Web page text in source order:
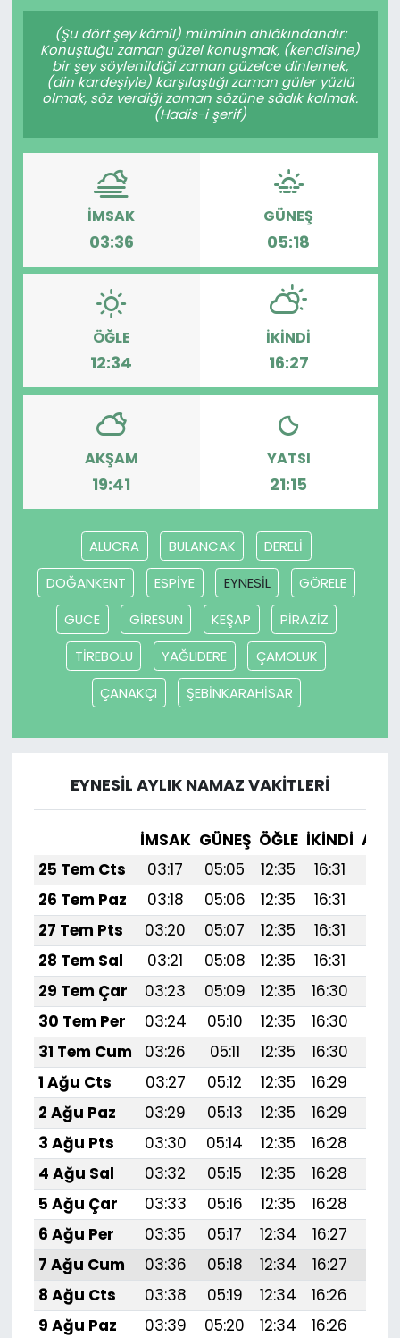
(Şu dört şey kâmil) müminin ahlâkındandır:
Konuştuğu zaman güzel konuşmak, (kendisine)
bir şey söylenildiği zaman güzelce dinlemek,
(din kardeşiyle) karşılaştığı zaman güler yüzlü
olmak, söz verdiği zaman sözüne sâdık kalmak.
(Hadis-i şerif)
İMSAK
03:36
GÜNEŞ
05:18
ÖĞLE
12:34
İKINDI
16:27
AKŞAM
19:41
YATSI
21:15
ALUCRA BULANCAK
DERELİ
DOĞANKENT
ESPİYE EYNESİL
GÖRELE
GÜCE
GİRESUN KEŞAP
PİRAZİZ
TİREBOLU
YAĞLIDERE
ÇAMOLUK
ÇANAKÇI
ŞEBİNKARAHİSAR
EYNESİL AYLIK NAMAZ VAKITLERI
İMSAK GÜNEŞ ÖĞLE İKINDI
25 Tem Cts
03:17 05:05 12:35 16:31
26 Tem Paz
03:18 05:06 12:35 16:31
27 Tem Pts
03:20 05:07 12:35 16:31
28 Tem Sal
03:21 05:08 12:35 16:31
29 Tem Çar
03:23 05:09 12:35 16:30
30 Tem Per
03:24 05:10 12:35 16:30
31 Tem Cum
03:26 05:11 12:35 16:30
1 Ağu Cts
03:27 05:12 12:35 16:29
2 Ağu Paz
03:29 05:13 12:35 16:29
3 Ağu Pts
03:30 05:14 12:35 16:28
4 Ağu Sal
03:32 05:15 12:35 16:28
5 Ağu Çar
03:33 05:16 12:35 16:28
6 Ağu Per
03:35 05:17 12:34 16:27
7 Ağu Cum
03:36 05:18 12:34 16:27
8 Ağu Cts
03:38 05:19 12:34 16:26
9 Ağu Paz
03:39 05:20 12:34 16:26
Gündem
KKTC
KKTC YEREL SEÇİM 2018
Kültür Sanat
Magazin
Nöbetçi Eczaneler
Otomobil Dünyası
Politika
SAĞLIK
Teknoloji
TÜRKiYE
Video Galeri
YAŞAM